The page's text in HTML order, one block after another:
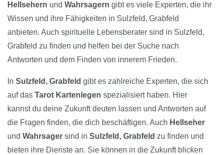
Hellsehern und Wahrsagern gibt es viele Experten, die ihr
Wissen und ihre Fähigkeiten in Sulzfeld, Grabfeld
anbieten. Auch spirituelle Lebensberater sind in Sulzfeld,
Grabfeld zu finden und helfen bei der Suche nach
Antworten und dem Finden von innerem Frieden.
In Sulzfeld, Grabfeld gibt es zahlreiche Experten, die sich
auf das Tarot Kartenlegen spezialisiert haben. Hier
kannst du deine Zukunft deuten lassen und Antworten auf
die Fragen finden, die dich beschäftigen. Auch Hellseher
und Wahrsager sind in Sulzfeld, Grabfeld zu finden und
bieten ihre Dienste an. Sie können in die Zukunft blicken